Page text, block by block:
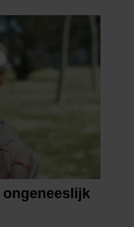
met andere
of die ze hebben
hun services. U
website blijft